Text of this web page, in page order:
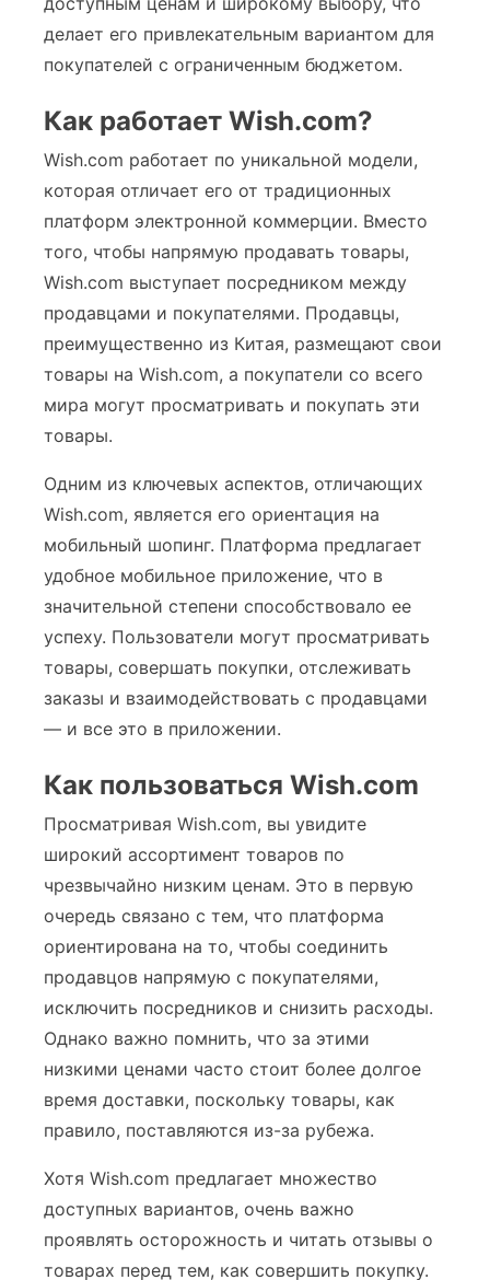
делает его привлекательным вариантом для
покупателей с ограниченным бюджетом.
Как работает Wish.com?
Wish.com работает по уникальной модели,
которая отличает его от традиционных
платформ электронной коммерции. Вместо
того, чтобы напрямую продавать товары,
Wish.com выступает посредником между
продавцами и покупателями. Продавцы,
преимущественно из Китая, размещают свои
товары на Wish.com, а покупатели со всего
мира могут просматривать и покупать эти
товары.
Одним из ключевых аспектов, отличающих
Wish.com, является его ориентация на
мобильный шопинг. Платформа предлагает
удобное мобильное приложение, что в
значительной степени способствовало ее
успеху. Пользователи могут просматривать
товары, совершать покупки, отслеживать
заказы и взаимодействовать с продавцами
— и все это в приложении.
Как пользоваться Wish.com
Просматривая Wish.com, вы увидите
широкий ассортимент товаров по
чрезвычайно низким ценам. Это в первую
очередь связано с тем, что платформа
ориентирована на то, чтобы соединить
продавцов напрямую с покупателями,
исключить посредников и снизить расходы.
Однако важно помнить, что за этими
низкими ценами часто стоит более долгое
время доставки, поскольку товары, как
правило, поставляются из-за рубежа.
Хотя Wish.com предлагает множество
доступных вариантов, очень важно
проявлять осторожность и читать отзывы о
товарах перед тем, как совершить покупку.